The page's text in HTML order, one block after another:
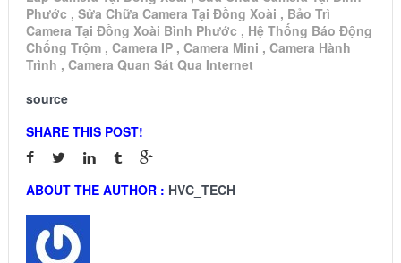
Phước , Sửa Chữa Camera Tại Đồng Xoài , Bảo Trì
Camera Tại Đồng Xoài Bình Phước , Hệ Thống Báo Động
Chống Trộm , Camera IP , Camera Mini , Camera Hành
Trình , Camera Quan Sát Qua Internet
source
SHARE THIS POST!
ABOUT THE AUTHOR : HVC_TECH